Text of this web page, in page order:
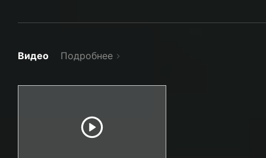
Видео Подробнее